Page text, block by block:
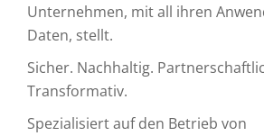
Unternehmen, mit all ihren
Daten, stellt.
Sicher. Nachhaltig.
Transformativ.
Spezialisiert auf den Betrieb von